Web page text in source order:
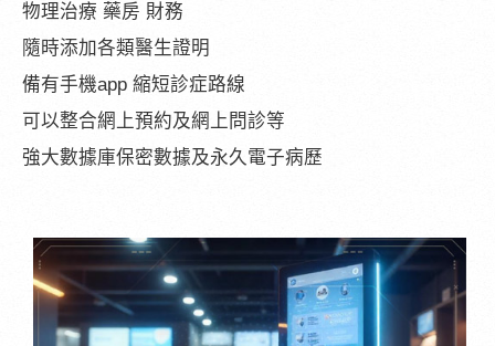
物理治療 藥房 財務
隨時添加各類醫生證明
備有手機app 縮短診症路線
可以整合網上預約及網上問診等
強大數據庫保密數據及永久電子病歷